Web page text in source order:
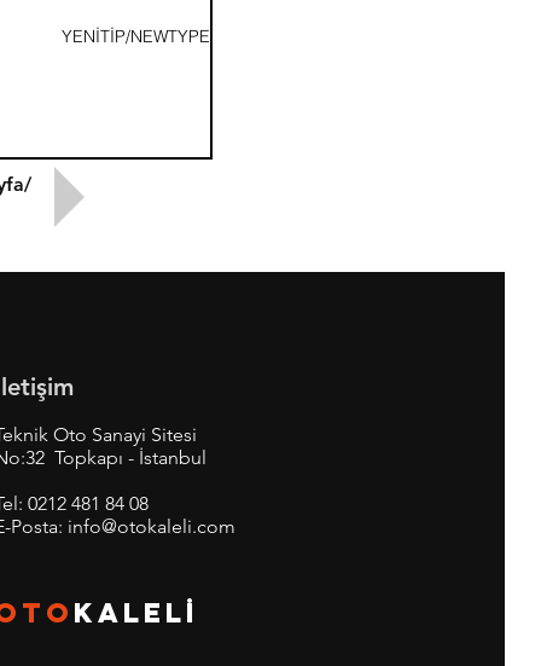
YENİTİP/NEWTYPE
Oto Sanayi Sitesi
Topkapı - İstanbul
0212 481 84 08
Posta: info@otokaleli.com
KALELİ